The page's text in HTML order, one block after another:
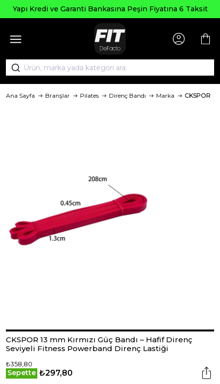
ve Garanti Bankasına Peşin Fiyatına 6 Taksit
Ana Sayfa Branşlar Pilates Direnç Bandı Marka CKSPOR
CKSPOR 13 mm Kırmızı Güç Bandı – Hafif Direnç
Seviyeli Fitness Powerband Direnç Lastiği
₺358,80
Sepette ₺297,80